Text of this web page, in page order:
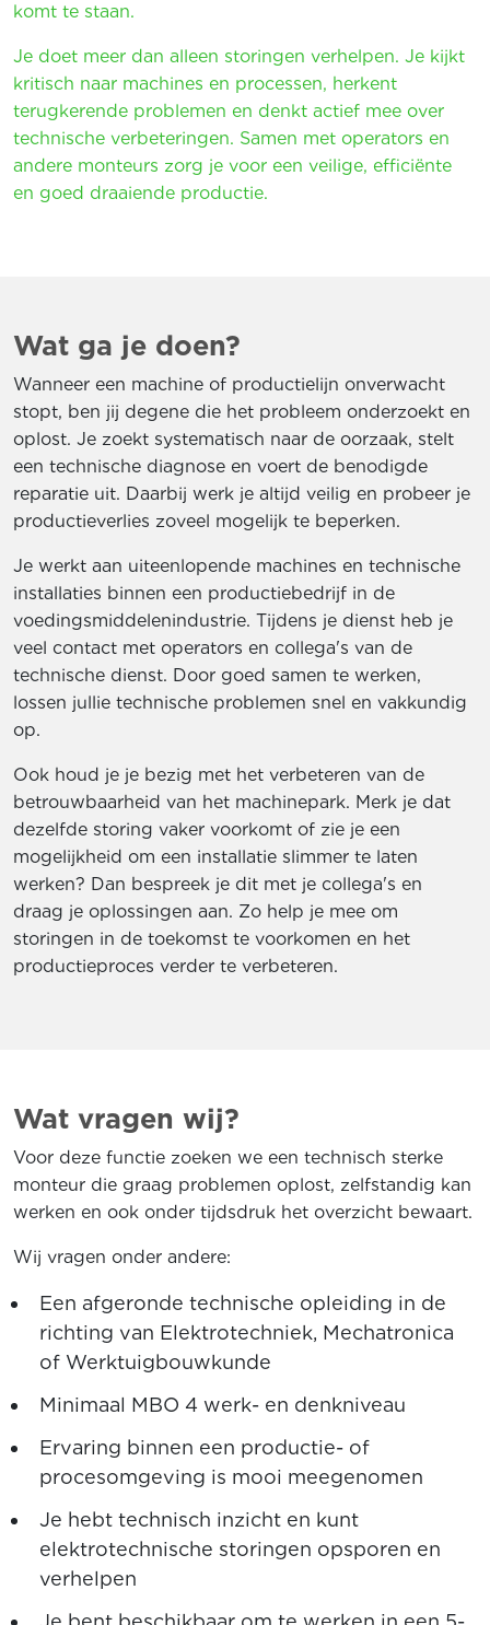
komt te staan.
Je doet meer dan alleen storingen verhelpen. Je kijkt
kritisch naar machines en processen, herkent
terugkerende problemen en denkt actief mee over
technische verbeteringen. Samen met operators en
andere monteurs zorg je voor een veilige, efficiënte
en goed draaiende productie.
Wat ga je doen?
Wanneer een machine of productielijn onverwacht
stopt, ben jij degene die het probleem onderzoekt en
oplost. Je zoekt systematisch naar de oorzaak, stelt
een technische diagnose en voert de benodigde
reparatie uit. Daarbij werk je altijd veilig en probeer je
productieverlies zoveel mogelijk te beperken.
Je werkt aan uiteenlopende machines en technische
installaties binnen een productiebedrijf in de
voedingsmiddelenindustrie. Tijdens je dienst heb je
veel contact met operators en collega's van de
technische dienst. Door goed samen te werken,
lossen jullie technische problemen snel en vakkundig
op.
Ook houd je je bezig met het verbeteren van de
betrouwbaarheid van het machinepark. Merk je dat
dezelfde storing vaker voorkomt of zie je een
mogelijkheid om een installatie slimmer te laten
werken? Dan bespreek je dit met je collega's en
draag je oplossingen aan. Zo help je mee om
storingen in de toekomst te voorkomen en het
productieproces verder te verbeteren.
Wat vragen wij?
Voor deze functie zoeken we een technisch sterke
monteur die graag problemen oplost, zelfstandig kan
werken en ook onder tijdsdruk het overzicht bewaart.
Wij vragen onder andere:
Een afgeronde technische opleiding in de
richting van Elektrotechniek, Mechatronica
of Werktuigbouwkunde
Minimaal MBO 4 werk- en denkniveau
Ervaring binnen een productie- of
procesomgeving is mooi meegenomen
Je hebt technisch inzicht en kunt
elektrotechnische storingen opsporen en
verhelpen